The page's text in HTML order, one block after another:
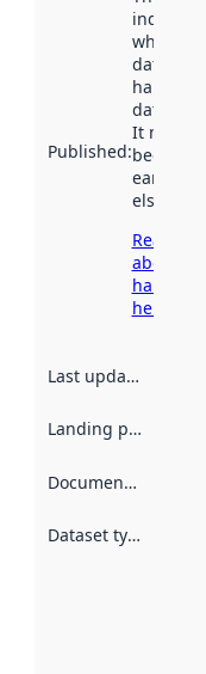
Published:
indicates
when the
dataset
It may
been
earlier
elsewhere.
Read more
about
harvesting
here
Last updated
Landing page
Documentation
Dataset type